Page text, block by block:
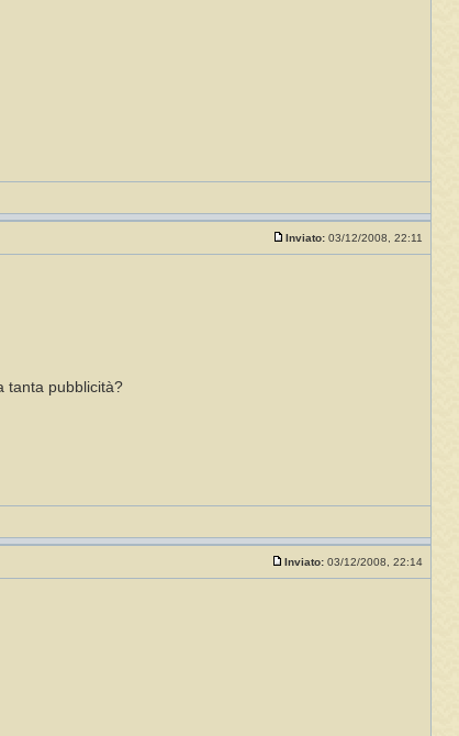
Inviato: 03/12/2008, 22:11
tanta pubblicità?
Inviato: 03/12/2008, 22:14